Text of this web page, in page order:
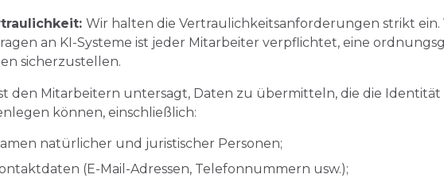
Wir halten die Vertraulichkeitsanforderungen strikt
an KI-Systeme ist jeder Mitarbeiter verpflichtet, eine
sicherzustellen.
den Mitarbeitern untersagt, Daten zu übermitteln, die die
können, einschließlich:
natürlicher und juristischer Personen;
(E-Mail-Adressen, Telefonnummern usw.);